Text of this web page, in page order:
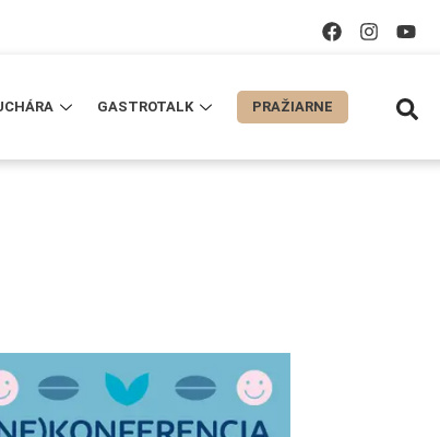
GASTROTALK PRAŽIARNE